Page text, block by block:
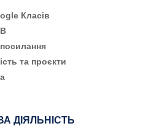
Класів
та проєкти
ДІЯЛЬНІСТЬ